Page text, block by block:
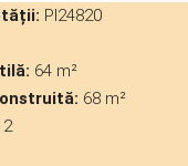
PI24820
64 m²
68 m²
2